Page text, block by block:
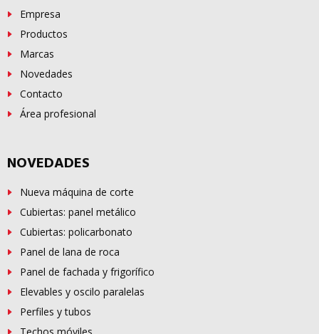
Empresa
Productos
Marcas
Novedades
Contacto
Área profesional
NOVEDADES
Nueva máquina de corte
Cubiertas: panel metálico
Cubiertas: policarbonato
Panel de lana de roca
Panel de fachada y frigorífico
Elevables y oscilo paralelas
Perfiles y tubos